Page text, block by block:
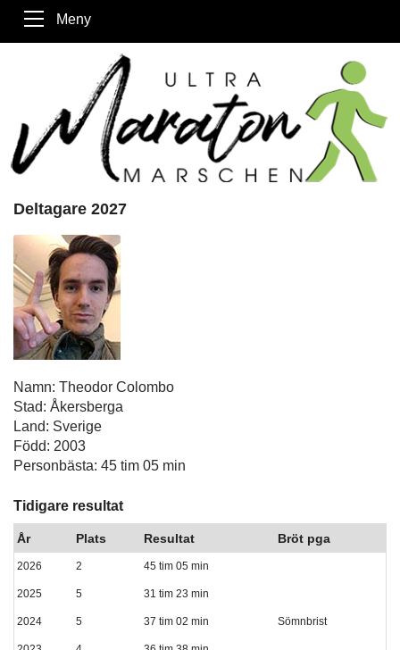
Meny
Deltagare 2027
Namn: Theodor Colombo
Stad: Åkersberga
Land: Sverige
Född: 2003
Personbästa: 45 tim 05 min
Tidigare resultat
År Plats Resultat Bröt pga
2026 2 45 tim 05 min
2025 5 31 tim 23 min
2024 5 37 tim 02 min Sömnbrist